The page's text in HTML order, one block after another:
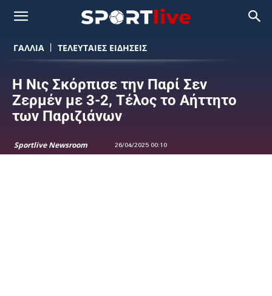
ΓΑΛΛΙΑ ΤΕΛΕΥΤΑΙΕΣ ΕΙΔΗΣΕΙΣ
Η Νις Σκόρπισε την Παρί Σεν
Ζερμέν με 3-2, Τέλος το Αήττητο
των Παριζιάνων
Sportlive Newsroom 26/04/2025 00:10